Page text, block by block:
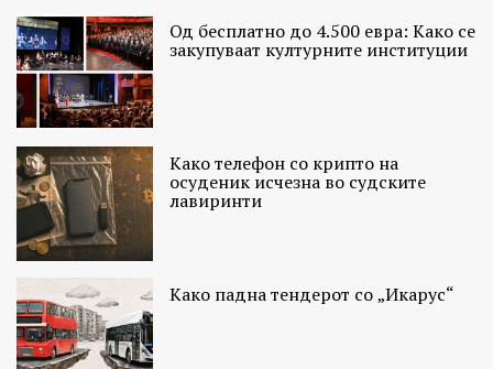
Од бесплатно до 4.500 евра: Како се
закупуваат културните институции
Како телефон со крипто на
осуденик исчезна во судските
лавиринти
Како падна тендерот со „Икарус“